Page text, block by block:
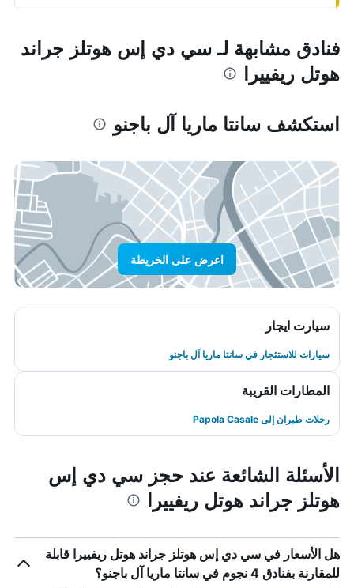
فنادق مشابهة لـ سي دي إس هوتلز جراند
هوتل ريفييرا
استكشف سانتا ماريا آل باجنو
اعرض على الخريطة
سيارت ايجار
سيارات للاستئجار في سانتا ماريا آل باجنو
المطارات القريبة
رحلات طيران إلى Papola Casale
الأسئلة الشائعة عند حجز سي دي إس
هوتلز جراند هوتل ريفييرا
هل الأسعار في سي دي إس هوتلز جراند هوتل ريفييرا قابلة
للمقارنة بفنادق 4 نجوم في سانتا ماريا آل باجنو؟